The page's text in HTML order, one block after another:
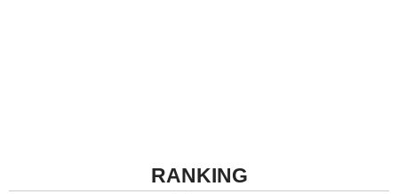
RANKING